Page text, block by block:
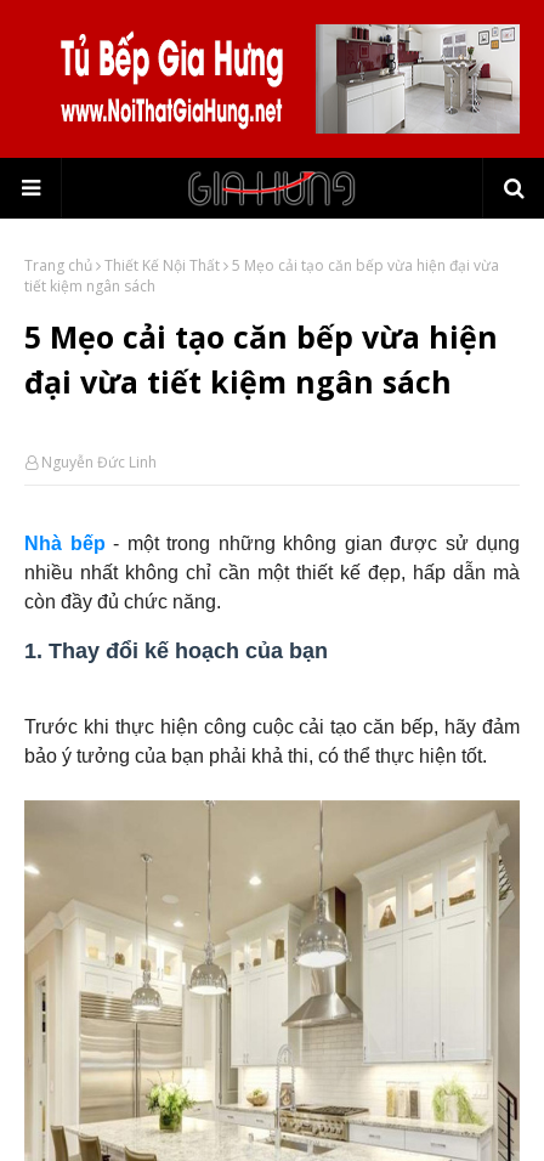
Trang chủ Thiết Kế Nội Thất 5 Mẹo cải tạo căn bếp vừa hiện đại vừa
tiết kiệm ngân sách
5 Mẹo cải tạo căn bếp vừa hiện
đại vừa tiết kiệm ngân sách
Nguyễn Đức Linh
Nhà bếp- một trong những không gian được sử dụng
nhiều nhất không chỉ cần một thiết kế đẹp, hấp dẫn mà
còn đầy đủ chức năng.
1. Thay đổi kế hoạch của bạn
Trước khi thực hiện công cuộc cải tạo căn bếp, hãy đảm
bảo ý tưởng của bạn phải khả thi, có thể thực hiện tốt.